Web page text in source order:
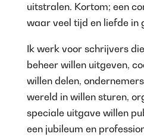
uitstralen. Kortom; een
waar veel tijd en liefde in
Ik werk voor schrijvers
beheer willen uitgeven,
willen delen,
wereld in willen sturen,
speciale uitgave willen
een jubileum en